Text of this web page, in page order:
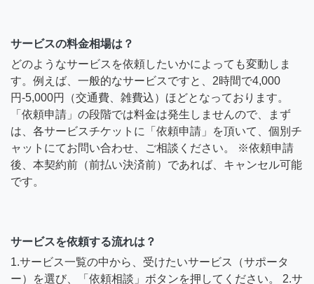
サービスの料金相場は？
どのようなサービスを依頼したいかによっても変動しま
す。例えば、一般的なサービスですと、2時間で4,000
円-5,000円（交通費、雑費込）ほどとなっております。
「依頼申請」の段階では料金は発生しませんので、まず
は、各サービスチケットに「依頼申請」を頂いて、個別チ
ャットにてお問い合わせ、ご相談ください。 ※依頼申請
後、本契約前（前払い決済前）であれば、キャンセル可能
です。
サービスを依頼する流れは？
1.サービス一覧の中から、受けたいサービス（サポータ
ー）を選び、「依頼相談」ボタンを押してください。 2.サ